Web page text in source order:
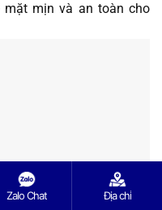
mặt mịn và an toàn cho
Zalo Chat Địa chỉ